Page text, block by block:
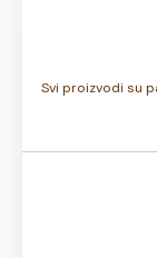
biti od 7 do 10
Svi proizvodi su